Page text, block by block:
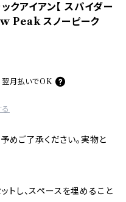
アイアン【 スパイダー
Peak スノーピーク
翌月払いでOK
めご了承ください。実物と
トし、スペースを埋めること